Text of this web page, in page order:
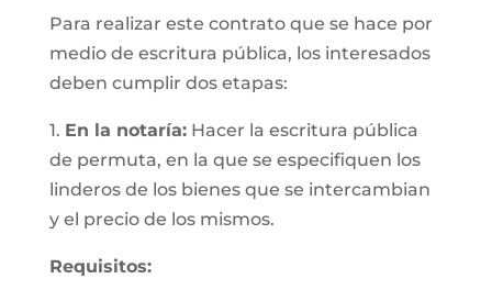
Para realizar este contrato que se hace por
medio de escritura pública, los interesados
deben cumplir dos etapas:
1. En la notaría:Hacer la escritura pública
de permuta, en la que se especifiquen los
linderos de los bienes que se intercambian
y el precio de los mismos.
Requisitos: